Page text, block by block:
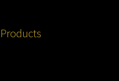
Products